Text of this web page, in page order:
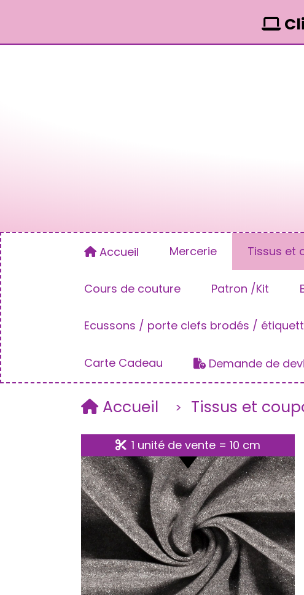

Accueil Mercerie Tissus et
Cours de couture Patron /Kit
Ecussons / porte clefs brodés /
Carte Cadeau Demande de
Accueil Tissus et
1 unité de vente = 10 cm